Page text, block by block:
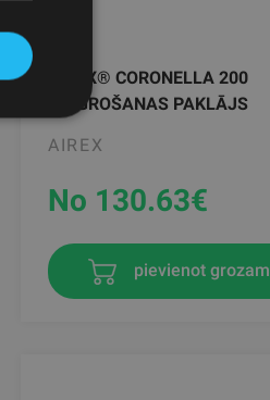
AIREX® CORONELLA 200
VINGROŠANAS PAKLĀJS
AIREX
No 130.63€
pievienot grozam